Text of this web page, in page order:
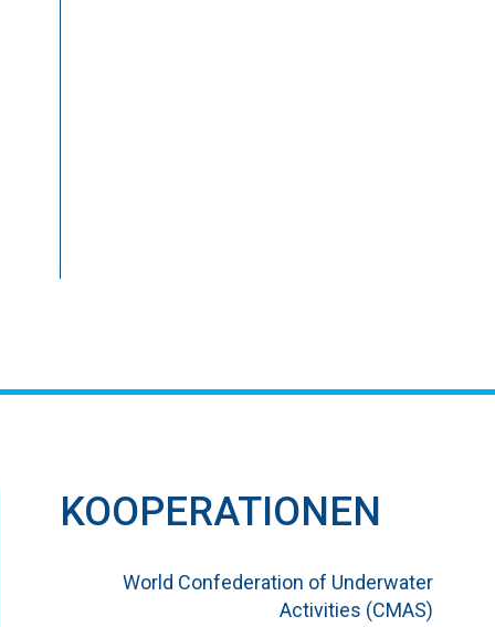
KOOPERATIONEN
World Confederation of Underwater
Activities (CMAS)